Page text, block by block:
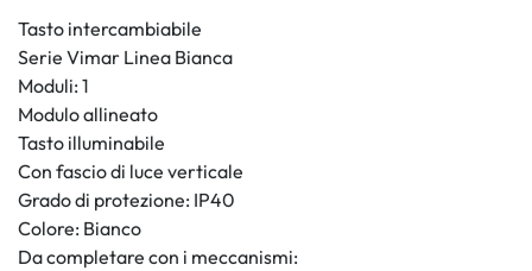
Tasto intercambiabile
Serie Vimar Linea Bianca
Moduli: 1
Modulo allineato
Tasto illuminabile
Con fascio di luce verticale
Grado di protezione: IP40
Colore: Bianco
Da completare con i meccanismi: